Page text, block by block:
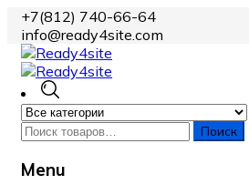
+7(812) 740-66-64
info@ready4site.com
Поиск
Menu